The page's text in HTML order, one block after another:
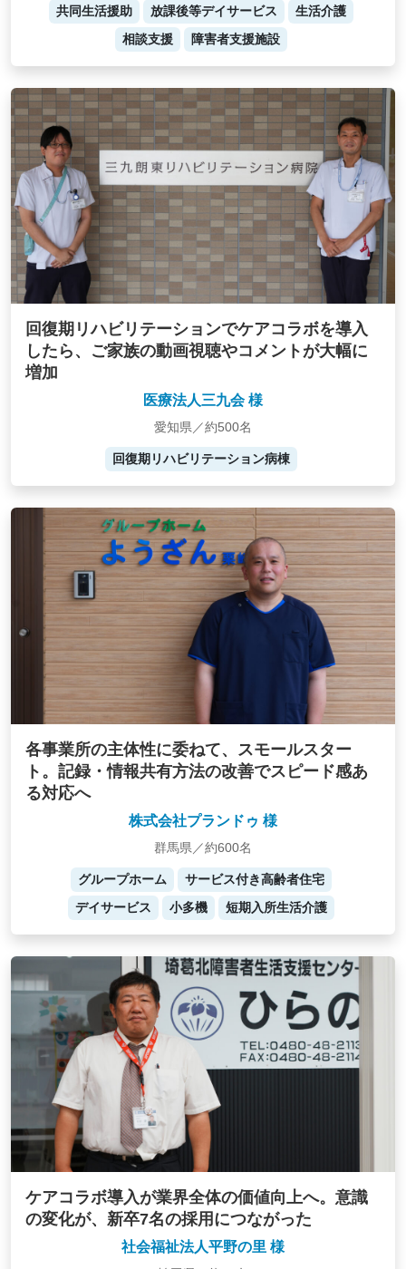
共同生活援助 放課後等デイサービス
生活介護
相談支援
障害者支援施設
回復期リハビリテーションでケアコラボを導入
したら、ご家族の動画視聴やコメントが大幅に
増加
医療法人三九会 様
愛知県／約500名
回復期リハビリテーション病棟
各事業所の主体性に委ねて、スモールスター
ト。記録・情報共有方法の改善でスピード感あ
る対応へ
株式会社プランドゥ 様
群馬県／約600名
グループホーム
サービス付き高齢者住宅
デイサービス
小多機 短期入所生活介護
ケアコラボ導入が業界全体の価値向上へ。意識
の変化が、新卒7名の採用につながった
社会福祉法人平野の里 様